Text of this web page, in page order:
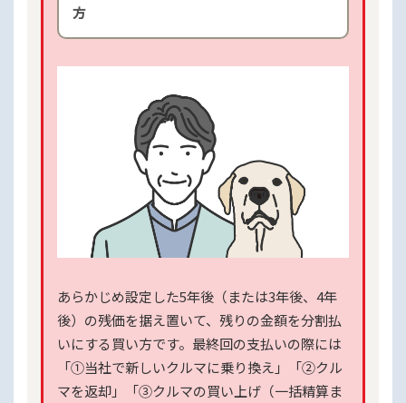
方
あらかじめ設定した5年後（または3年後、4年
後）の残価を据え置いて、残りの金額を分割払
いにする買い方です。最終回の支払いの際には
「①当社で新しいクルマに乗り換え」「②クル
マを返却」「③クルマの買い上げ（一括精算ま